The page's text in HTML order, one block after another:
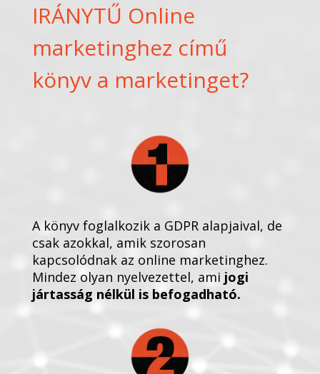
IRÁNYTŰ Online
marketinghez című
könyv a marketinget?
A könyv foglalkozik a GDPR alapjaival, de
csak azokkal, amik szorosan
kapcsolódnak az online marketinghez.
Mindez olyan nyelvezettel, ami jogi
jártasság nélkül is befogadható.